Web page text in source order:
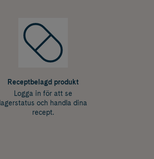
Receptbelagd produkt
Logga in för att se
lagerstatus och handla dina
recept.